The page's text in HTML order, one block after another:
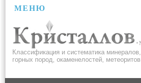
МЕНЮ
Классификация и систематика минералов,
горных пород, окаменелостей, метеоритов